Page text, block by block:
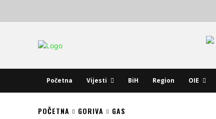
Početna Vijesti BiH Region OIE
POČETNA GORIVA GAS